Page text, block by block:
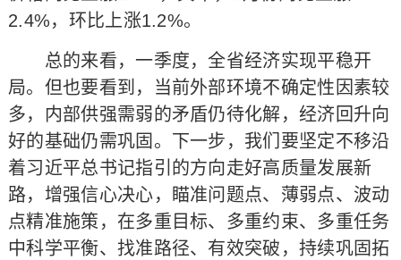
2.4%，环比上涨1.2%。
总的来看，一季度，全省经济实现平稳开
局。但也要看到，当前外部环境不确定性因素较
多，内部供强需弱的矛盾仍待化解，经济回升向
好的基础仍需巩固。下一步，我们要坚定不移沿
着习近平总书记指引的方向走好高质量发展新
路，增强信心决心，瞄准问题点、薄弱点、波动
点精准施策，在多重目标、多重约束、多重任务
中科学平衡、找准路径、有效突破，持续巩固拓